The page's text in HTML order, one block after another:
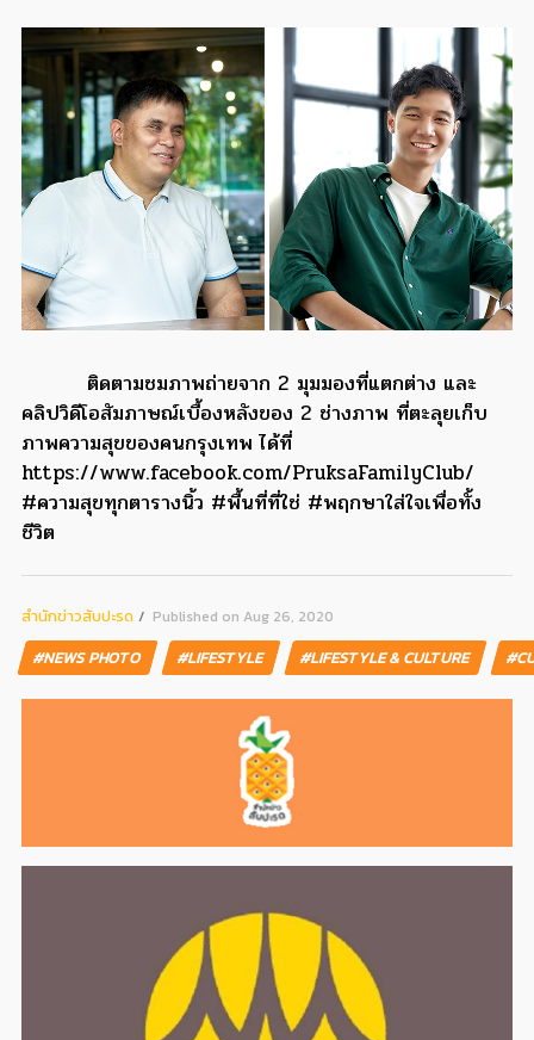
ติดตามชมภาพถ่ายจาก 2 มุมมองที่แตกต่าง และ
คลิปวิดีโอสัมภาษณ์เบื้องหลังของ 2 ช่างภาพ ที่ตะลุยเก็บ
ภาพความสุขของคนกรุงเทพ ได้ที่
https://www.facebook.com/PruksaFamilyClub/
#ความสุขทุกตารางนิ้ว #พื้นที่ที่ใช่ #พฤกษาใส่ใจเพื่อทั้ง
ชีวิต
สํานักข่าวสับปะรด Published on Aug 26, 2020
#NEWS PHOTO #LIFESTYLE #LIFESTYLE & CULTURE